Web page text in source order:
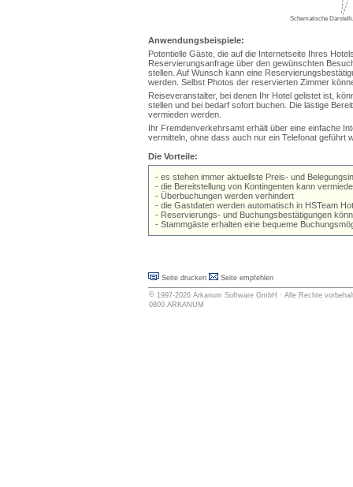
Schematische
Anwendungsbeispiele:
Potentielle Gäste, die auf die Internetseite Ihres
Reservierungsanfrage über den gewünschten
stellen. Auf Wunsch kann eine
werden. Selbst Photos der reservierten Zimmer
Reiseveranstalter, bei denen Ihr Hotel gelistet ist,
stellen und bei bedarf sofort buchen. Die lästige
vermieden werden.
Ihr Fremdenverkehrsamt erhält über eine einfache
vermitteln, ohne dass auch nur ein Telefonat geführt
Die Vorteile:
- es stehen immer aktuellste Preis- und
- die Bereitstellung von Kontingenten kann
- Überbuchungen werden verhindert
- die Gastdaten werden automatisch in HSTeam
- Reservierungs- und Buchungsbestätigungen
- Stammgäste erhalten eine bequeme
Seite drucken Seite empfehlen
© 1997-2026 Arkanum Software GmbH · Alle Rechte
0800.ARKANUM